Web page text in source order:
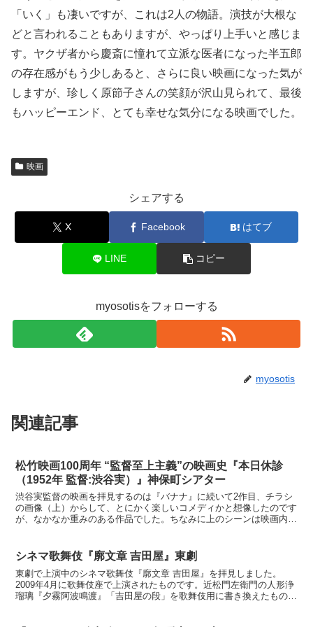
「いく」も凄いですが、これは2人の物語。演技が大根な
どと言われることもありますが、やっぱり上手いと感じま
す。ヤクザ者から慶斎に憧れて立派な医者になった半五郎
の存在感がもう少しあると、さらに良い映画になった気が
しますが、珍しく原節子さんの笑顔が沢山見られて、最後
もハッピーエンド、とても幸せな気分になる映画でした。
映画
シェアする
X Facebook はてブ
LINE コピー
myosotisをフォローする
myosotis
関連記事
松竹映画100周年 “監督至上主義”の映画史『本日休診
（1952年 監督:渋谷実）』神保町シアター
渋谷実監督の映画を拝見するのは『バナナ』に続いて2作目、チラシ
の画像（上）からして、とにかく楽しいコメディかと想像したのです
が、なかなか重みのある作品でした。ちなみに上のシーンは映画内に
シネマ歌舞伎『廓文章 吉田屋』東劇
東劇で上演中のシネマ歌舞伎『廓文章 吉田屋』を拝見しました。
2009年4月に歌舞伎座で上演されたものです。近松門左衛門の人形浄
瑠璃『夕霧阿波鳴渡』「吉田屋の段」を歌舞伎用に書き換えたもの